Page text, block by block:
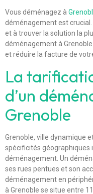
Vous déménagez à
déménagement est
et à trouver la solution la
déménagement à
et réduire la facture de
La
d’un
Grenoble
Grenoble, ville dynamique
spécificités géographiques
déménagement. Un
ses rues pentues et son
déménagement en
à Grenoble se situe entre